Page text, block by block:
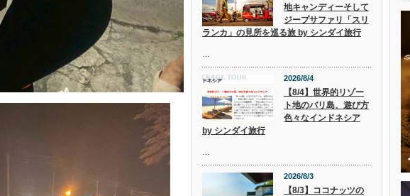
地キャンディーそして
ジープサファリ「スリ
ランカ」の見所を巡る旅 by シンダイ旅行
2026/8/4
【8/4】世界的リゾー
ト地のバリ島、遊び方
色々なインドネシア
by シンダイ旅行
2026/8/3
【8/3】ココナッツの